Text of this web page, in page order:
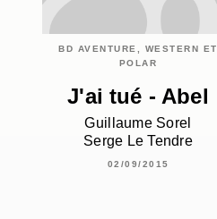
BD AVENTURE, WESTERN ET
POLAR
J'ai tué - Abel
Guillaume Sorel
Serge Le Tendre
02/09/2015